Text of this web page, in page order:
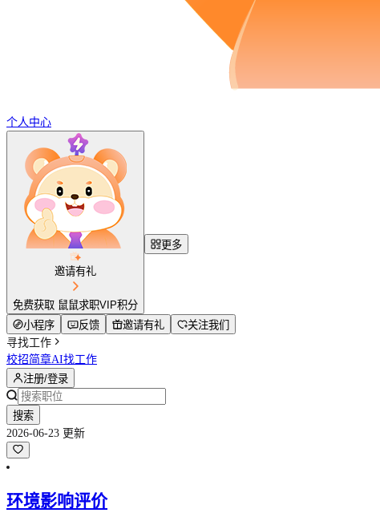
个人中心
邀请有礼
免费获取 鼠鼠求职VIP积分
更多
小程序 反馈 邀请有礼
关注我们
寻找工作
校招简章AI找工作
注册/登录
搜索
2026-06-23 更新
环境影响评价